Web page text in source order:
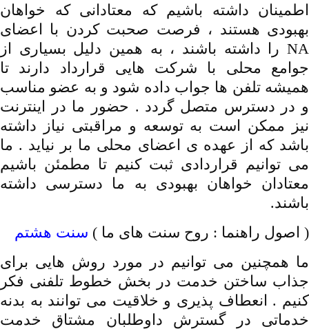
اطمینان داشته باشیم که معتادانی که خواهان
بهبودی هستند ، فرصت صحبت کردن با اعضای
NA را داشته باشند ، به همین دلیل بسیاری از
جوامع محلی با شرکت هایی قرارداد دارند تا
همیشه تلفن ها جواب داده شود و به عضو مناسب
و در دسترس متصل گردد . حضور ما در اینترنت
نیز ممکن است به توسعه و مراقبتی نیاز داشته
باشد که از عهده ی اعضای محلی ما بر نیاید . ما
می توانیم قراردادی ثبت کنیم تا مطمئن باشیم
معتادان خواهان بهبودی به ما دسترسی داشته
باشند.
( اصول راهنما : روح سنت های ما ) سنت هشتم
ما همچنین می توانیم در مورد روش هایی برای
جذاب ساختن خدمت در بخش خطوط تلفنی فکر
کنیم . انعطاف پذیری و خلاقیت می توانند به بدنه
خدماتی در گسترش داوطلبان مشتاق خدمت